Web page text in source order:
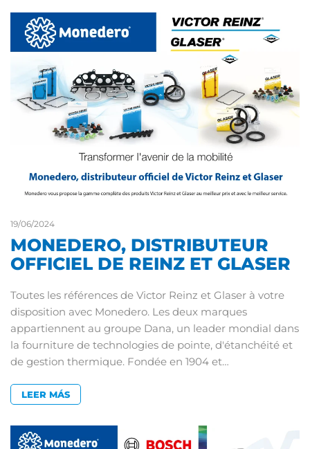
19/06/2024
MONEDERO, DISTRIBUTEUR
OFFICIEL DE REINZ ET GLASER
Toutes les références de Victor Reinz et Glaser à votre
disposition avec Monedero. Les deux marques
appartiennent au groupe Dana, un leader mondial dans
la fourniture de technologies de pointe, d'étanchéité et
de gestion thermique. Fondée en 1904 et…
LEER MÁS